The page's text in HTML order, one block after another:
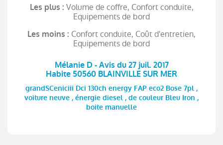
Les plus : Volume de coffre, Confort conduite,
Equipements de bord
Les moins : Confort conduite, Coût d'entretien,
Equipements de bord
Mélanie D - Avis du 27 juil. 2017
Habite 50560 BLAINVILLE SUR MER
grandSCeniciii Dci 130ch energy FAP eco2 Bose 7pl ,
voiture neuve , énergie diesel , de couleur Bleu Iron ,
boite manuelle